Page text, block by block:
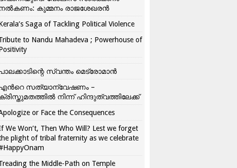
കുമ്മനം രാജശേഖരൻ
Saga of Tackling Political Violence
to Nandu Mahadeva ; Powerhouse of
സ്വന്തം മെട്രോമാൻ
സത്യാന്വേഷണം –
നിന്ന് ഹിന്ദുത്വത്തിലേക്ക്
or Face the Consequences
We Won’t, Then Who Will? Lest we forget
plight of tribal fraternity as we celebrate
the Middle-Path on Temple